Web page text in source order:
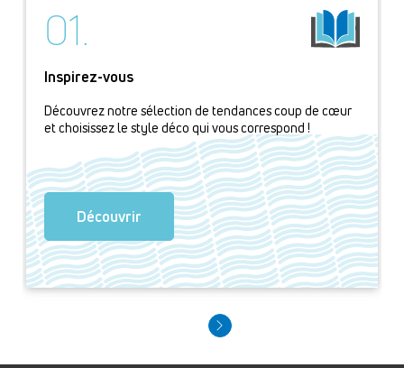
01.
Inspirez-vous
Découvrez notre sélection de tendances coup de cœur
et choisissez le style déco qui vous correspond !
Découvrir